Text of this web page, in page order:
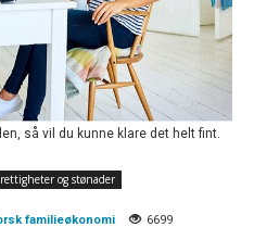
så vil du kunne klare det helt fint.
og stønader
familieøkonomi
6699